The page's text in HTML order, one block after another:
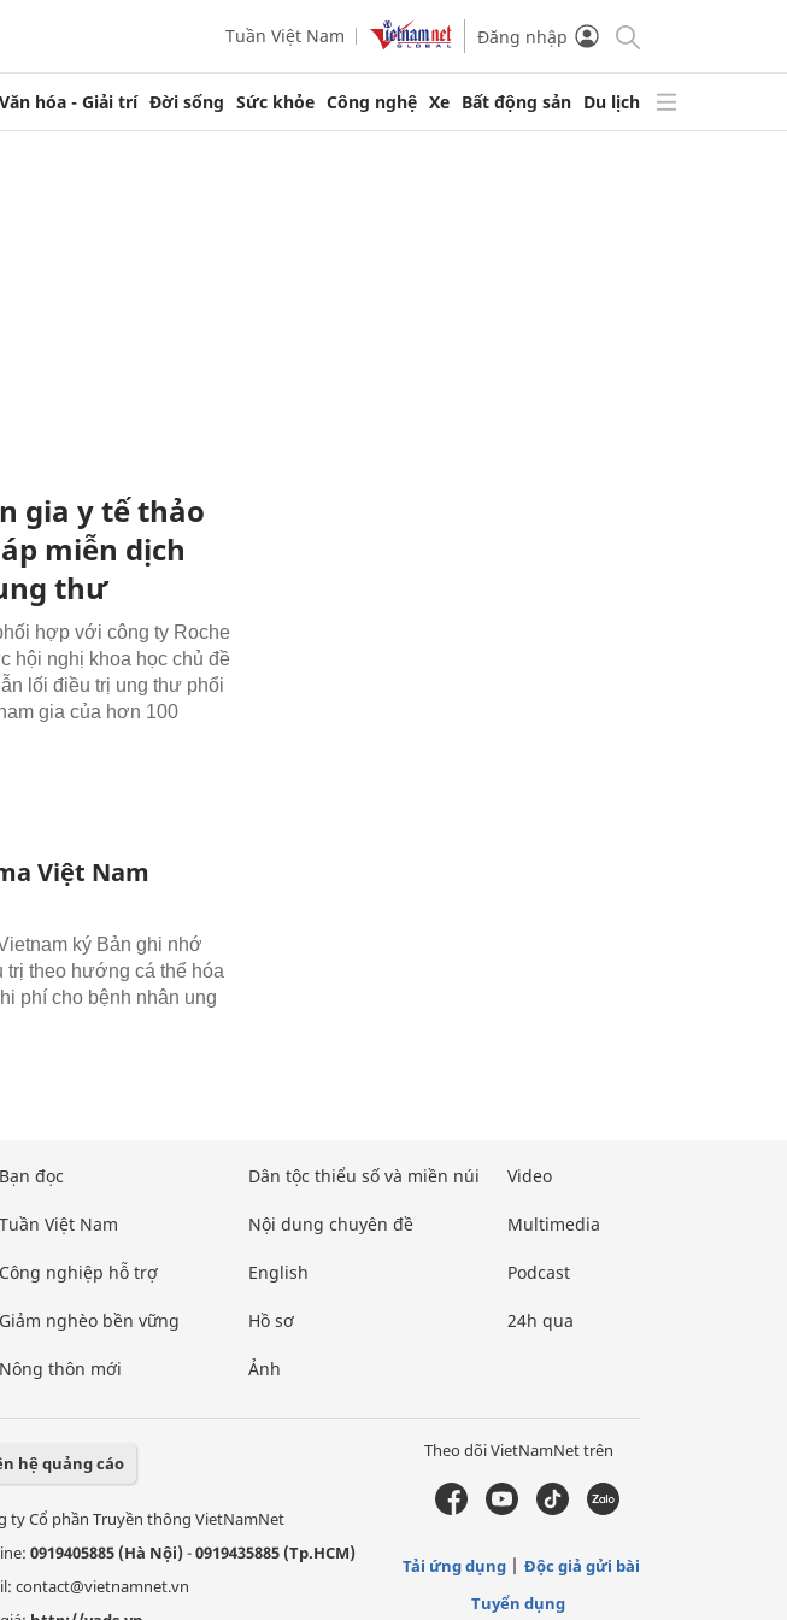
Tuần Việt Nam Đăng nhập
Văn hóa - Giải trí Đời sống Sức khỏe Công nghệ Xe Bất động sản Du lịch
gia y tế thảo
miễn dịch
thư
hợp với công ty Roche
hội nghị khoa học chủ đề
lối điều trị ung thư phổi
gia của hơn 100
Việt Nam
ký Bản ghi nhớ
trị theo hướng cá thể hóa
phí cho bệnh nhân ung
Bạn đọc
Tuần Việt Nam
Công nghiệp hỗ trợ
Giảm nghèo bền vững
Nông thôn mới
Dân tộc thiểu số và miền núi
Nội dung chuyên đề
English
Hồ sơ
Ảnh
Video
Multimedia
Podcast
24h qua
hệ quảng cáo
ty Cổ phần Truyền thông VietNamNet
0919405885 (Hà Nội)-0919435885 (Tp.HCM)
contact@vietnamnet.vn
Theo dõi VietNamNet trên
Tải ứng dụng
Độc giả gửi bài
Tuyển dụng